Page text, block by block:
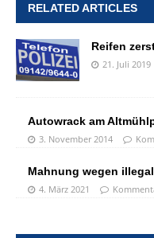
RELATED ARTICLES
Reifen
21. Juli 2019
Autowrack am
3. November 2014
Mahnung wegen
4. März 2021